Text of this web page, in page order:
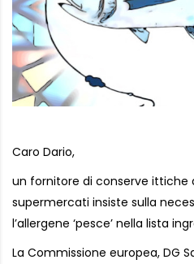
Caro Dario,
un fornitore di conserve ittiche
supermercati insiste sulla
l’allergene ‘pesce’ nella lista
La Commissione europea, DG